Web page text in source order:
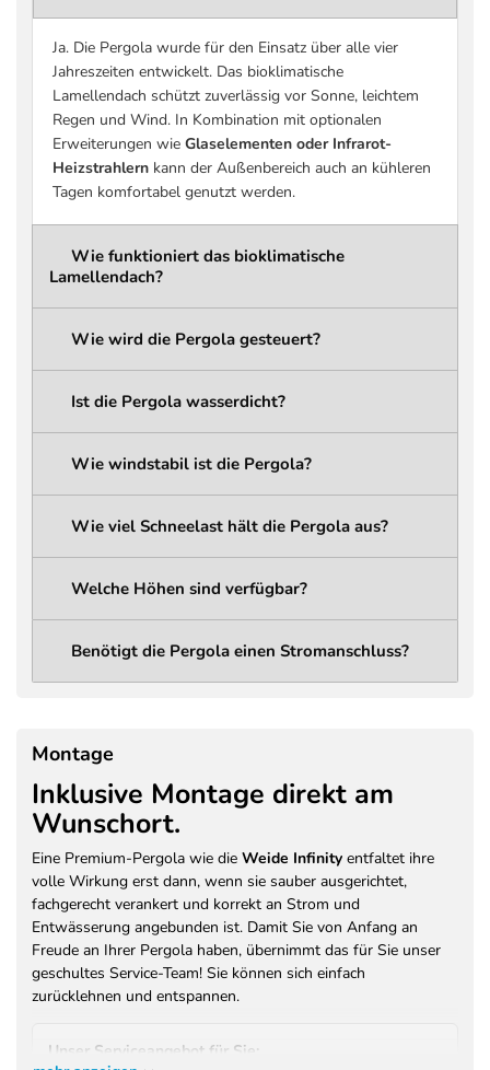
Regenklasse 2 – getestet bis 56
l/m² pro Stunde
Maximale Schneelast
(praxisrelevant)
bis zu 207 kg/m² (größenabhängig –
siehe Tabelle Schneelast)
Schneelast Pergola-
Konstruktion
bis zu 936 kg/m² (größenabhängig –
siehe Tabelle Schneelast)
Schneelast
bis zu 207 kg/m² (größenabhängig –
Gesamthöhe
wählbar: 261,6 cm / 276,6 cm /
Durchgangshöhe
ca. 236,6 cm / 251,6 cm / 266,6 cm
(abhängig von der gewählten
Gesamthöhe)
Entwässerungssystem
Regenwassermanagement mit
verdeckten Kanälen und
Wasserabfluss über die Pergola-
Pfosten
LED Schutzklasse
IP68 (wasserdicht)
Abstrahlwinkel
120°
LED Spannung
12V DC
Stromanschluss
für Licht und optionales
Farbe
Anthrazit (RAL 7016)
Beschichtung /
Brandschutz
Pulverbeschichtung –
Brandschutzklasse A2-s1, d0 (EN
13501)
Garantie Motor /
Antrieb
3 Jahre Herstellergarantie
/ Beschichtung
Pulverbeschichtung
Ja. Die Pergola wurde für den Einsatz über alle vier
Jahreszeiten entwickelt. Das bioklimatische
Lamellendach schützt zuverlässig vor Sonne, leichtem
Regen und Wind. In Kombination mit optionalen
Erweiterungen wie Glaselementen oder Infrarot-
Heizstrahlernkann der Außenbereich auch an kühleren
Tagen komfortabel genutzt werden.
Wie funktioniert das bioklimatische
Lamellendach?
Wie wird die Pergola gesteuert?
Ist die Pergola wasserdicht?
Wie windstabil ist die Pergola?
Wie viel Schneelast hält die Pergola aus?
Welche Höhen sind verfügbar?
Benötigt die Pergola einen Stromanschluss?
Montage
Inklusive Montage direkt am
Wunschort.
Eine Premium-Pergola wie die Weide Infinity entfaltet ihre
volle Wirkung erst dann, wenn sie sauber ausgerichtet,
fachgerecht verankert und korrekt an Strom und
Entwässerung angebunden ist. Damit Sie von Anfang an
Freude an Ihrer Pergola haben, übernimmt das für Sie unser
geschultes Service-Team! Sie können sich einfach
zurücklehnen und entspannen.
Unser Serviceangebot für Sie: